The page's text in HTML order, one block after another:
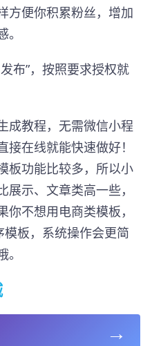
方便你积累粉丝，增加
布”，按照要求授权就
成教程，无需微信小程
在线就能快速做好！
板功能比较多，所以小
示、文章类高一些，
不想用电商类模板，
模板，系统操作会更简
→